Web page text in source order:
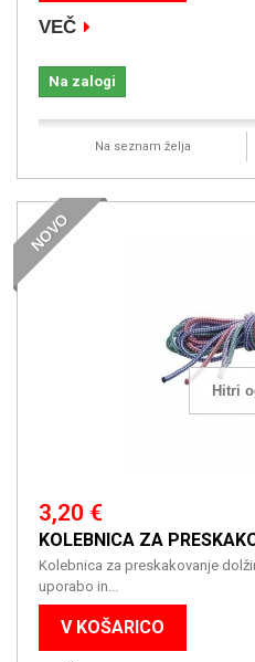
VEČ
Na zalogi
Na seznam želja
Hitri
NOVO
3,20 €
KOLEBNICA ZA
Kolebnica za preskakovanje
uporabo in...
V KOŠARICO